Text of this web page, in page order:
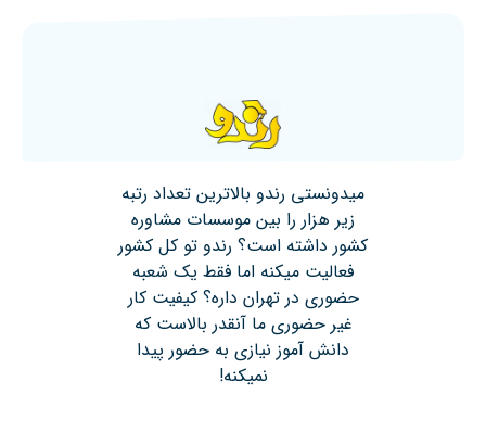
میدونستی رندو بالاترین تعداد رتبه
زیر هزار را بین موسسات مشاوره
کشور داشته است؟ رندو تو کل کشور
فعالیت میکنه اما فقط یک شعبه
حضوری در تهران داره؟ کیفیت کار
غیر حضوری ما آنقدر بالاست که
دانش آموز نیازی به حضور پیدا
نمیکنه!